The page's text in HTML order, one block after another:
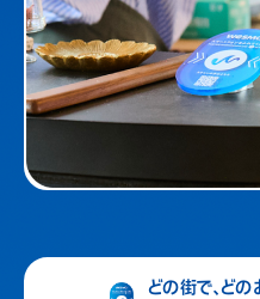
どの街で、ど